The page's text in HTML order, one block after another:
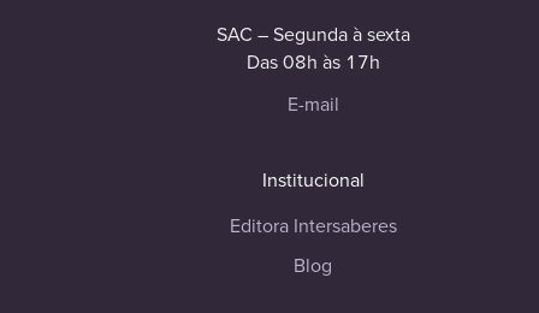
SAC – Segunda à sexta
Das 08h às 17h
E-mail
Institucional
Editora Intersaberes
Blog